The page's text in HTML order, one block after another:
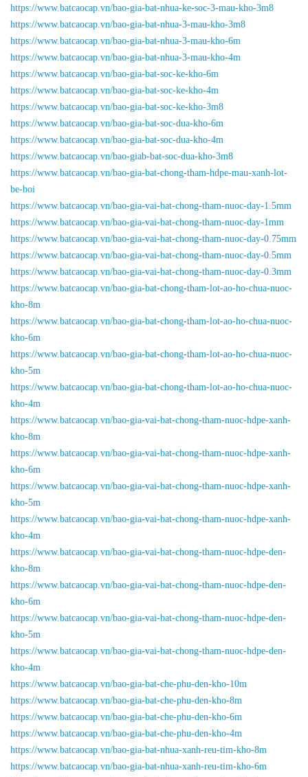
https://www.batcaocap.vn/bao-gia-bat-nhua-ke-soc-3-mau-kho-3m8
https://www.batcaocap.vn/bao-gia-bat-nhua-3-mau-kho-3m8
https://www.batcaocap.vn/bao-gia-bat-nhua-3-mau-kho-6m
https://www.batcaocap.vn/bao-gia-bat-nhua-3-mau-kho-4m
https://www.batcaocap.vn/bao-gia-bat-soc-ke-kho-6m
https://www.batcaocap.vn/bao-gia-bat-soc-ke-kho-4m
https://www.batcaocap.vn/bao-gia-bat-soc-ke-kho-3m8
https://www.batcaocap.vn/bao-gia-bat-soc-dua-kho-6m
https://www.batcaocap.vn/bao-gia-bat-soc-dua-kho-4m
https://www.batcaocap.vn/bao-giab-bat-soc-dua-kho-3m8
https://www.batcaocap.vn/bao-gia-bat-chong-tham-hdpe-mau-xanh-lot-
be-boi
https://www.batcaocap.vn/bao-gia-vai-bat-chong-tham-nuoc-day-1.5mm
https://www.batcaocap.vn/bao-gia-vai-bat-chong-tham-nuoc-day-1mm
https://www.batcaocap.vn/bao-gia-vai-bat-chong-tham-nuoc-day-0.75mm
https://www.batcaocap.vn/bao-gia-vai-bat-chong-tham-nuoc-day-0.5mm
https://www.batcaocap.vn/bao-gia-vai-bat-chong-tham-nuoc-day-0.3mm
https://www.batcaocap.vn/bao-gia-bat-chong-tham-lot-ao-ho-chua-nuoc-
kho-8m
https://www.batcaocap.vn/bao-gia-bat-chong-tham-lot-ao-ho-chua-nuoc-
kho-6m
https://www.batcaocap.vn/bao-gia-bat-chong-tham-lot-ao-ho-chua-nuoc-
kho-5m
https://www.batcaocap.vn/bao-gia-bat-chong-tham-lot-ao-ho-chua-nuoc-
kho-4m
https://www.batcaocap.vn/bao-gia-vai-bat-chong-tham-nuoc-hdpe-xanh-
kho-8m
https://www.batcaocap.vn/bao-gia-vai-bat-chong-tham-nuoc-hdpe-xanh-
kho-6m
https://www.batcaocap.vn/bao-gia-vai-bat-chong-tham-nuoc-hdpe-xanh-
kho-5m
https://www.batcaocap.vn/bao-gia-vai-bat-chong-tham-nuoc-hdpe-xanh-
kho-4m
https://www.batcaocap.vn/bao-gia-vai-bat-chong-tham-nuoc-hdpe-den-
kho-8m
https://www.batcaocap.vn/bao-gia-vai-bat-chong-tham-nuoc-hdpe-den-
kho-6m
https://www.batcaocap.vn/bao-gia-vai-bat-chong-tham-nuoc-hdpe-den-
kho-5m
https://www.batcaocap.vn/bao-gia-vai-bat-chong-tham-nuoc-hdpe-den-
kho-4m
https://www.batcaocap.vn/bao-gia-bat-che-phu-den-kho-10m
https://www.batcaocap.vn/bao-gia-bat-che-phu-den-kho-8m
https://www.batcaocap.vn/bao-gia-bat-che-phu-den-kho-6m
https://www.batcaocap.vn/bao-gia-bat-che-phu-den-kho-4m
https://www.batcaocap.vn/bao-gia-bat-nhua-xanh-reu-tim-kho-8m
https://www.batcaocap.vn/bao-gia-bat-nhua-xanh-reu-tim-kho-6m